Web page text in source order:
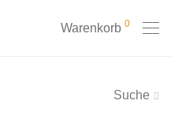
Warenkorb 0
Suche